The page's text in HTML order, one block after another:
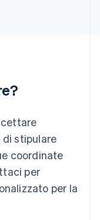
stipulare
coordinate
per
per la